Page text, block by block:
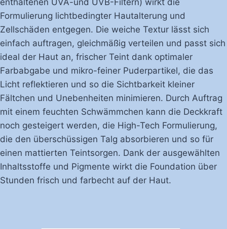
Formulierung lichtbedingter Hautalterung und
Zellschäden entgegen. Die weiche Textur lässt sich
einfach auftragen, gleichmäßig verteilen und passt sich
ideal der Haut an, frischer Teint dank optimaler
Farbabgabe und mikro-feiner Puderpartikel, die das
Licht reflektieren und so die Sichtbarkeit kleiner
Fältchen und Unebenheiten minimieren. Durch Auftrag
mit einem feuchten Schwämmchen kann die Deckkraft
noch gesteigert werden, die High-Tech Formulierung,
die den überschüssigen Talg absorbieren und so für
einen mattierten Teintsorgen. Dank der ausgewählten
Inhaltsstoffe und Pigmente wirkt die Foundation über
Stunden frisch und farbecht auf der Haut.